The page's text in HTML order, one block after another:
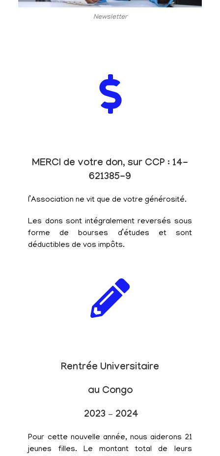
Newsletter
MERCI de votre don, sur CCP : 14-
621385-9
l’Association ne vit que de votre générosité.
Les dons sont intégralement reversés sous
forme de bourses d’études et sont
déductibles de vos impôts.
Rentrée Universitaire
au Congo
2023 – 2024
Pour cette nouvelle année, nous aiderons 21
jeunes filles. Le montant total de leurs